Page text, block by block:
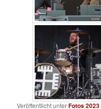
Veröffentlicht unterFotos 2023